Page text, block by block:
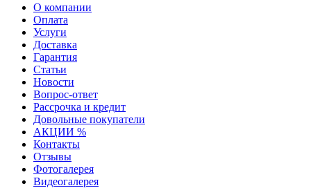
О компании
Оплата
Услуги
Доставка
Гарантия
Статьи
Новости
Вопрос-ответ
Рассрочка и кредит
Довольные покупатели
АКЦИИ %
Контакты
Отзывы
Фотогалерея
Видеогалерея